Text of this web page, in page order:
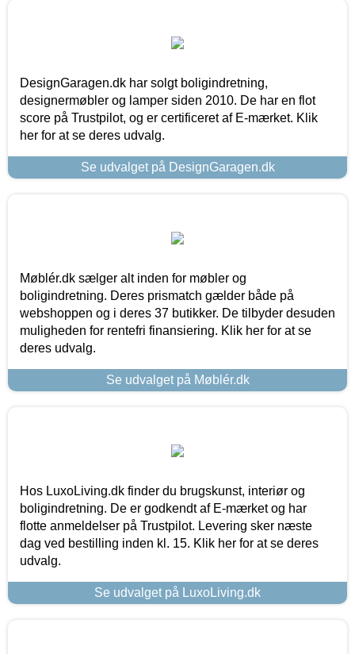
DesignGaragen.dk har solgt boligindretning,
designermøbler og lamper siden 2010. De har en flot
score på Trustpilot, og er certificeret af E-mærket. Klik
her for at se deres udvalg.
Se udvalget på DesignGaragen.dk
Møblér.dk sælger alt inden for møbler og
boligindretning. Deres prismatch gælder både på
webshoppen og i deres 37 butikker. De tilbyder desuden
muligheden for rentefri finansiering. Klik her for at se
deres udvalg.
Se udvalget på Møblér.dk
Hos LuxoLiving.dk finder du brugskunst, interiør og
boligindretning. De er godkendt af E-mærket og har
flotte anmeldelser på Trustpilot. Levering sker næste
dag ved bestilling inden kl. 15. Klik her for at se deres
udvalg.
Se udvalget på LuxoLiving.dk